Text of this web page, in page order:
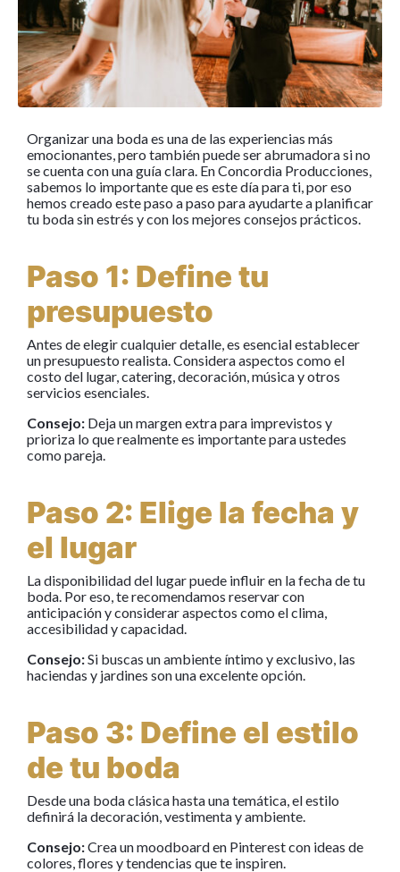
Organizar una boda es una de las experiencias más
emocionantes, pero también puede ser abrumadora si no
se cuenta con una guía clara. En Concordia Producciones,
sabemos lo importante que es este día para ti, por eso
hemos creado este paso a paso para ayudarte a planificar
tu boda sin estrés y con los mejores consejos prácticos.
Paso 1: Define tu
presupuesto
Antes de elegir cualquier detalle, es esencial establecer
un presupuesto realista. Considera aspectos como el
costo del lugar, catering, decoración, música y otros
servicios esenciales.
Consejo: Deja un margen extra para imprevistos y
prioriza lo que realmente es importante para ustedes
como pareja.
Paso 2: Elige la fecha y
el lugar
La disponibilidad del lugar puede influir en la fecha de tu
boda. Por eso, te recomendamos reservar con
anticipación y considerar aspectos como el clima,
accesibilidad y capacidad.
Consejo:Si buscas un ambiente íntimo y exclusivo, las
haciendas y jardines son una excelente opción.
Paso 3: Define el estilo
de tu boda
Desde una boda clásica hasta una temática, el estilo
definirá la decoración, vestimenta y ambiente.
Consejo:Crea un moodboard en Pinterest con ideas de
colores, flores y tendencias que te inspiren.